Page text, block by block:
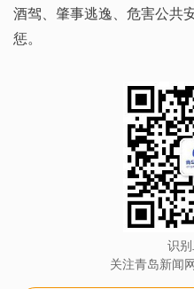
酒驾、肇事逃逸、危害公共
惩。
识
关注青岛新闻